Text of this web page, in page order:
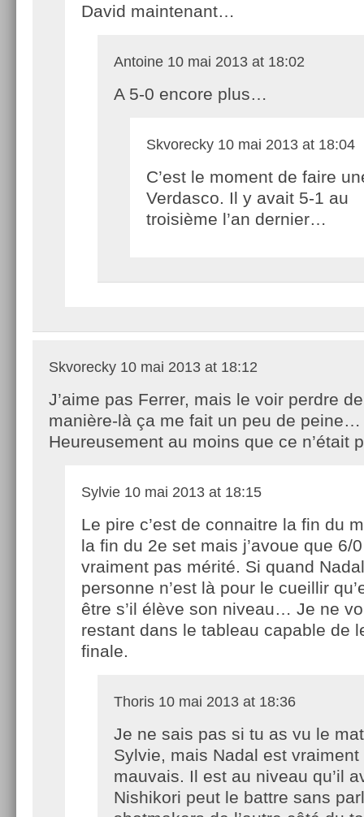
David maintenant…
Antoine 10 mai 2013 at 18:02
A 5-0 encore plus…
Skvorecky 10 mai 2013 at 18:04
C’est le moment de faire
Verdasco. Il y avait 5-1 au
troisième l’an dernier…
Skvorecky 10 mai 2013 at 18:12
J’aime pas Ferrer, mais le voir perdre
manière-là ça me fait un peu de peine…
Heureusement au moins que ce n’était
Sylvie 10 mai 2013 at 18:15
Le pire c’est de connaitre la fin du
la fin du 2e set mais j’avoue que 6/0
vraiment pas mérité. Si quand
personne n’est là pour le cueillir
être s’il élève son niveau… Je ne
restant dans le tableau capable de
finale.
Thoris 10 mai 2013 at 18:36
Je ne sais pas si tu as vu le
Sylvie, mais Nadal est vraiment
mauvais. Il est au niveau qu’il
Nishikori peut le battre sans